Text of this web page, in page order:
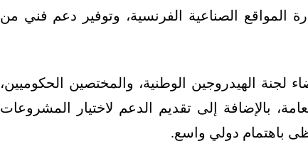
المواقع الصناعية الفرنسية، وتوفير دعم فني من
الهيدروجين الوطنية، والمختصين الحكوميين،
بالإضافة إلى تقديم الدعم لاختيار المشروعات
باهتمام دولي واسع.